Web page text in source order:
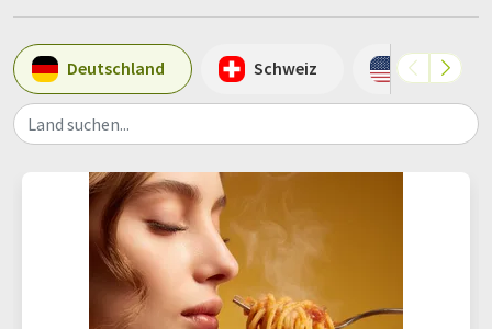
Deutschland Schweiz USA
Land suchen...